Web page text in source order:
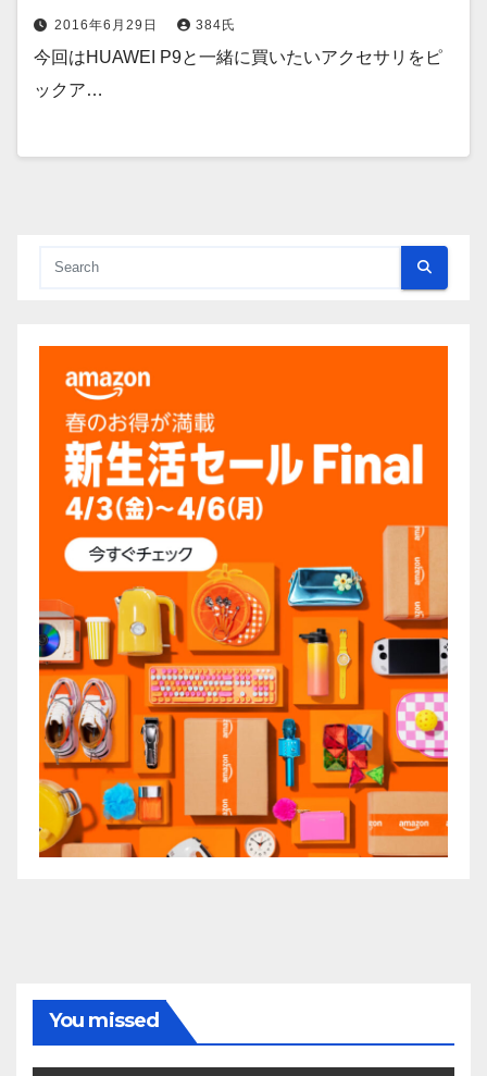
2016年6月29日 384氏
今回はHUAWEI P9と一緒に買いたいアクセサリをピ
ックア…
You missed